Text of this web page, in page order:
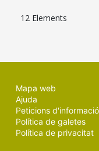
12 Elements
Mapa web
Ajuda
Peticions
Política de galetes
Política de privacitat